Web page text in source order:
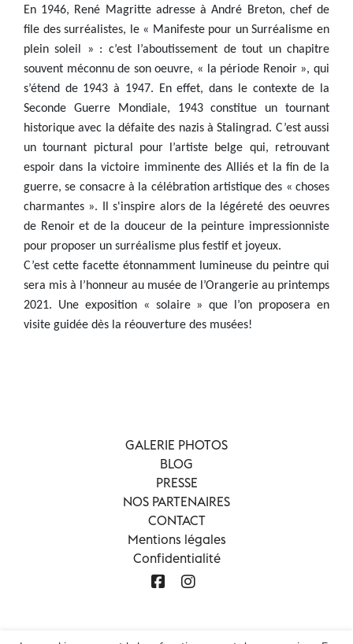
En 1946, René Magritte adresse à André Breton, chef de
file des surréalistes, le « Manifeste pour un Surréalisme en
plein soleil » : c’est l’aboutissement de tout un chapitre
souvent méconnu de son oeuvre, « la période Renoir », qui
s’étend de 1943 à 1947. En effet, dans le contexte de la
Seconde Guerre Mondiale, 1943 constitue un tournant
historique avec la défaite des nazis à Stalingrad. C’est aussi
un tournant pictural pour l’artiste belge qui, retrouvant
espoir dans la victoire imminente des Alliés et la fin de la
guerre, se consacre à la célébration artistique des « choses
charmantes ». Il s'inspire alors de la légéreté des oeuvres
de Renoir et de la douceur de la peinture impressionniste
pour proposer un surréalisme plus festif et joyeux.
C’est cette facette étonnamment lumineuse du peintre qui
sera mis à l’honneur au musée de l’Orangerie au printemps
2021. Une exposition « solaire » que l’on proposera en
visite guidée dès la réouverture des musées!
GALERIE PHOTOS
BLOG
PRESSE
NOS PARTENAIRES
CONTACT
Mentions légales
Confidentialité